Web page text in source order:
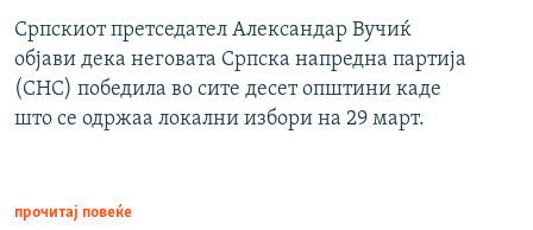
Српскиот претседател Александар Вучиќ
објави дека неговата Српска напредна партија
(СНС) победила во сите десет општини каде
што се одржаа локални избори на 29 март.
прочитај повеќе